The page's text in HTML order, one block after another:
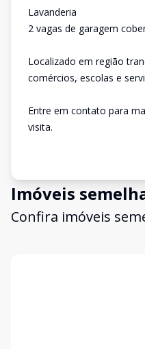
Lavanderia
2 vagas de garagem
Localizado em região
comércios, escolas e
Entre em contato para
visita.
Imóveis
Confira imóveis